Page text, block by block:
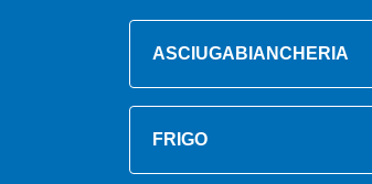
ASCIUGABIANCHERIA
FRIGO